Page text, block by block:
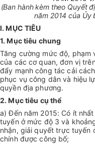
(Ban hành kèm theo Quyết
năm 2014 của Ủy
I. MỤC TIÊU
1. Mục tiêu chung
Tăng cường mức độ,
của các cơ quan, đơn vị
đẩy mạnh công tác cải
phục vụ công dân và hiệu
quyền địa phương.
2. Mục tiêu cụ thể
a) Đến năm 2015: Có ít
tuyến ở mức độ 3 và
nhận, giải quyết trực tuyến
chính được công bố;